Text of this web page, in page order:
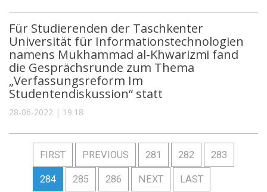
Für Studierenden der Taschkenter
Universität für Informationstechnologien
namens Mukhammad al-Khwarizmi fand
die Gesprächsrunde zum Thema
„Verfassungsreform Im
Studentendiskussion“ statt
28-06-2022 | 19:18
FIRST PREVIOUS 281 282 283
284 285 286 NEXT LAST